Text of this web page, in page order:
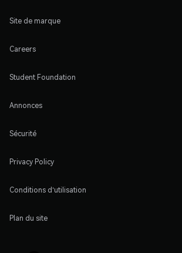
Site de marque
Careers
Student Foundation
Annonces
Sécurité
Privacy Policy
Conditions d'utilisation
Plan du site